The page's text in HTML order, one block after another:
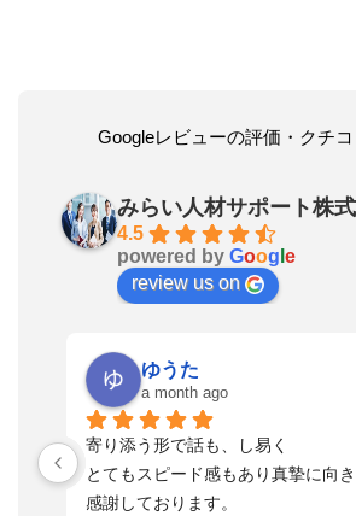
Googleレビューの評価・クチ
みらい人材サポート株
4.5
powered by Goog e
review us on
ゆうた
a month ago
寄り添う形で話も、し易く
とてもスピード感もあり真摯に向
感謝しております。